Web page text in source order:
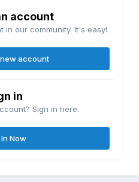
account
our community. It's easy!
account
in
Sign in here.
Now